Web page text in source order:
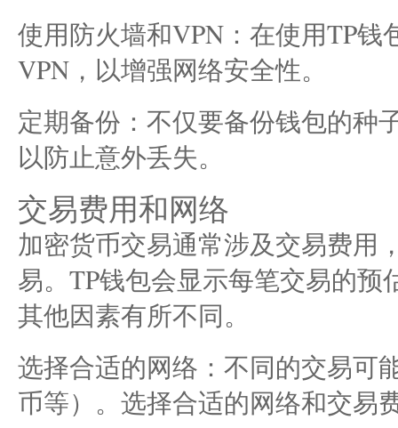
使用防火墙和VPN：在使用TP
VPN，以增强网络安全性。
定期备份：不仅要备份钱包的种
以防止意外丢失。
交易费用和网络
加密货币交易通常涉及交易费用
易。TP钱包会显示每笔交易的
其他因素有所不同。
选择合适的网络：不同的交易可
币等）。选择合适的网络和交易